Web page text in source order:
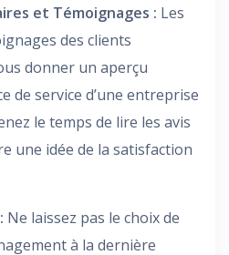
et Témoignages : Les
des clients
donner un aperçu
de service d’une entreprise
le temps de lire les avis
une idée de la satisfaction
Ne laissez pas le choix de
à la dernière